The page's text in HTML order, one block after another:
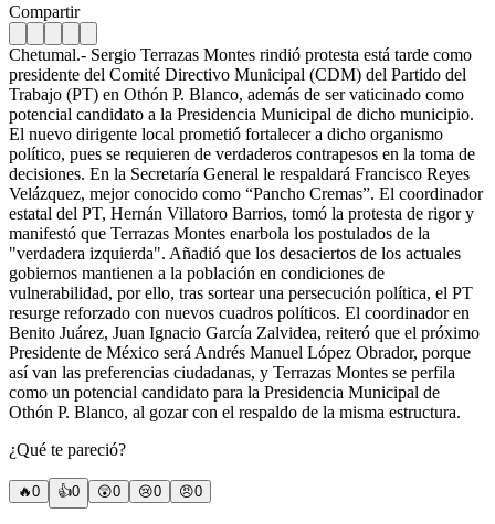
Compartir
Chetumal.- Sergio Terrazas Montes rindió protesta está tarde como
presidente del Comité Directivo Municipal (CDM) del Partido del
Trabajo (PT) en Othón P. Blanco, además de ser vaticinado como
potencial candidato a la Presidencia Municipal de dicho municipio.
El nuevo dirigente local prometió fortalecer a dicho organismo
político, pues se requieren de verdaderos contrapesos en la toma de
decisiones. En la Secretaría General le respaldará Francisco Reyes
Velázquez, mejor conocido como “Pancho Cremas”. El coordinador
estatal del PT, Hernán Villatoro Barrios, tomó la protesta de rigor y
manifestó que Terrazas Montes enarbola los postulados de la
"verdadera izquierda". Añadió que los desaciertos de los actuales
gobiernos mantienen a la población en condiciones de
vulnerabilidad, por ello, tras sortear una persecución política, el PT
resurge reforzado con nuevos cuadros políticos. El coordinador en
Benito Juárez, Juan Ignacio García Zalvidea, reiteró que el próximo
Presidente de México será Andrés Manuel López Obrador, porque
así van las preferencias ciudadanas, y Terrazas Montes se perfila
como un potencial candidato para la Presidencia Municipal de
Othón P. Blanco, al gozar con el respaldo de la misma estructura.
¿Qué te pareció?
🔥0 👍0 😲0 😢0 😠0